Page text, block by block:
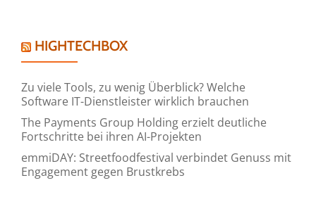
HIGHTECHBOX
Zu viele Tools, zu wenig Überblick? Welche
Software IT-Dienstleister wirklich brauchen
The Payments Group Holding erzielt deutliche
Fortschritte bei ihren AI-Projekten
emmiDAY: Streetfoodfestival verbindet Genuss mit
Engagement gegen Brustkrebs